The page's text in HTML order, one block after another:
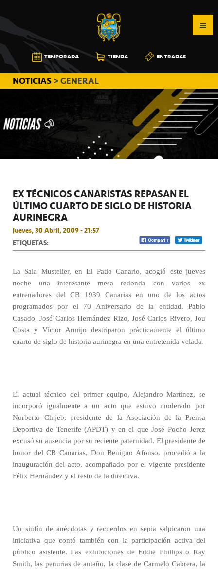
a
la
navegación
principal
al
contenido
principal
a
la
barra
lateral
principal
CB
CANARIAS
TEMPORADA TIENDA ENTRADAS
NOTICIAS > GENERAL
EX TÉCNICOS CANARISTAS REPASAN EL
ÚLTIMO CUARTO DE SIGLO DE HISTORIA
AURINEGRA
Jueves, 30 Abril, 2009 - 21:57
ETIQUETAS:
La Sala Mustelier, en El Patio Canario, acogió este jueves
noche una interesante mesa redonda con varios ex
entrenadores del CB 1939 Canarias en uno de los actos
programados por el 70 Aniversario de la entidad. Pablo
Casado, José Carlos Hernández Rizo, José Carlos Rivero, Jou
Costa y Víctor Armijo destriparon prácticamente el último
cuarto de siglo de historia aurinegra en una entretenida velada.
El actual técnico del primer equipo, Alejandro Martínez, se
incorporó igualmente a un acto que estuvo moderado por
Norberto Chijeb, presidente de la Asociación de la Prensa
Deportiva de Tenerife (APDT) y en el que José Pocho Jerez
excusó su ausencia por su reciente paternidad. El presidente de
honor del CB Canarias, Don Benigno Afonso, procedió a la
inauguración del acto, acompañado por el vigente presidente
Félix Hernández y el resto de la directiva.
Un sinfín de anécdotas y recuerdos en sepia salpicaron una
iniciativa que contó también con la participación activa del
público asistente. Las exhibiciones de Eddie Phillips o Ray
Smith, las penurias de antaño, la clase de Carmelo Cabrera, la